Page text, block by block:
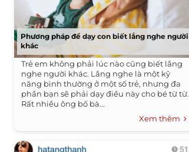
Phương pháp để dạy con biết lắng nghe người
khác
Trẻ em không phải lúc nào cũng biết lắng
nghe người khác. Lắng nghe là một kỹ
năng bình thường ở một số trẻ, nhưng đa
phần bạn sẽ phải dạy điều này cho bé từ từ.
Rất nhiều ông bố bà...
Xem thêm